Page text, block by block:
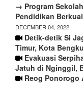
→ Program
Pendidikan
DECEMBER 04, 2022
Detik-detik Si
Timur, Kota
Evakuasi
Jatuh di Nginggil,
Reog